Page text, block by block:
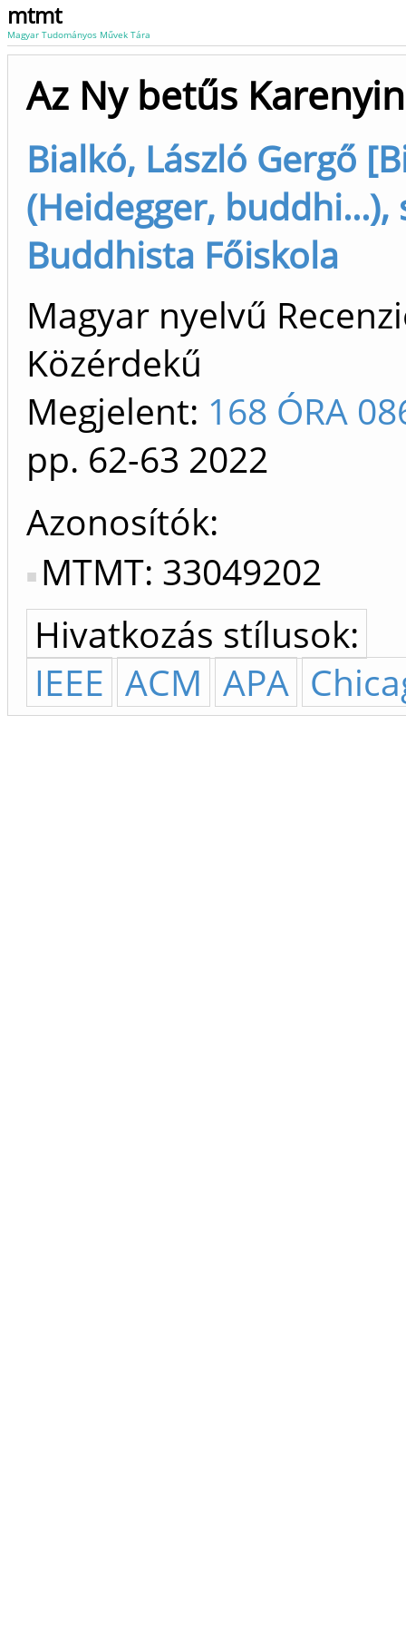
mtmt
Magyar Tudományos Művek Tára
Az Ny betűs
Bialkó, László Gergő
(Heidegger, buddhi...),
Buddhista Főiskola
Magyar nyelvű
Közérdekű
Megjelent: 168 ÓRA
pp. 62-63 2022
Azonosítók
MTMT: 33049202
Hivatkozás stílusok:
IEEE ACM APA